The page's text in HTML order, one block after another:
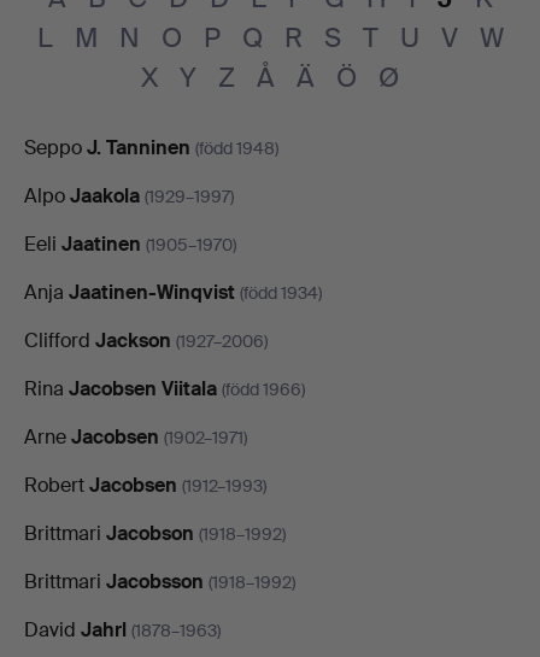
L
M N O P Q R S T U V
W
X
Y Z Å Ä Ö Ø
SeppoJ. Tanninen (född 1948)
AlpoJaakola (1929–1997)
Eeli Jaatinen (1905–1970)
Anja Jaatinen-Winqvist (född 1934)
Clifford Jackson (1927–2006)
Rina Jacobsen Viitala (född 1966)
ArneJacobsen (1902–1971)
RobertJacobsen (1912–1993)
Brittmari Jacobson (1918–1992)
Brittmari Jacobsson (1918–1992)
David Jahrl (1878–1963)